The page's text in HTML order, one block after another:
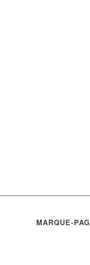
MARQUE-